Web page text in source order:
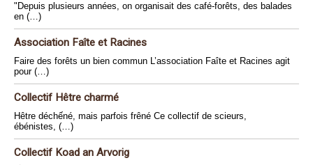
"Depuis plusieurs années, on organisait des café-forêts, des balades
en (…)
Association Faîte et Racines
Faire des forêts un bien commun L’association Faîte et Racines agit
pour (…)
Collectif Hêtre charmé
Hêtre déchếné, mais parfois frêné Ce collectif de scieurs,
ébénistes, (…)
Collectif Koad an Arvorig